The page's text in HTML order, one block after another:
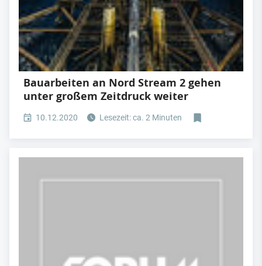
Bauarbeiten an Nord Stream 2 gehen
unter großem Zeitdruck weiter
10.12.2020 Lesezeit: ca. 2 Minuten